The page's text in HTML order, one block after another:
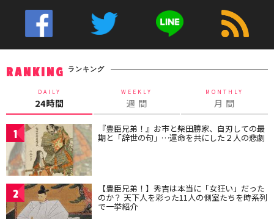
RANKING ランキング
DAILY
24時間
WEEKLY
週 間
MONTHLY
月 間
1 『豊臣兄弟！』お市と柴田勝家、自刃しての最
期と「辞世の句」…運命を共にした２人の悲劇
2 【豊臣兄弟！】秀吉は本当に「女狂い」だった
のか？ 天下人を彩った11人の側室たちを時系列
で一挙紹介